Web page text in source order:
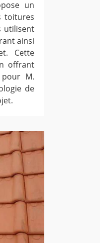
un
toitures
utilisent
ainsi
Cette
offrant
M.
de